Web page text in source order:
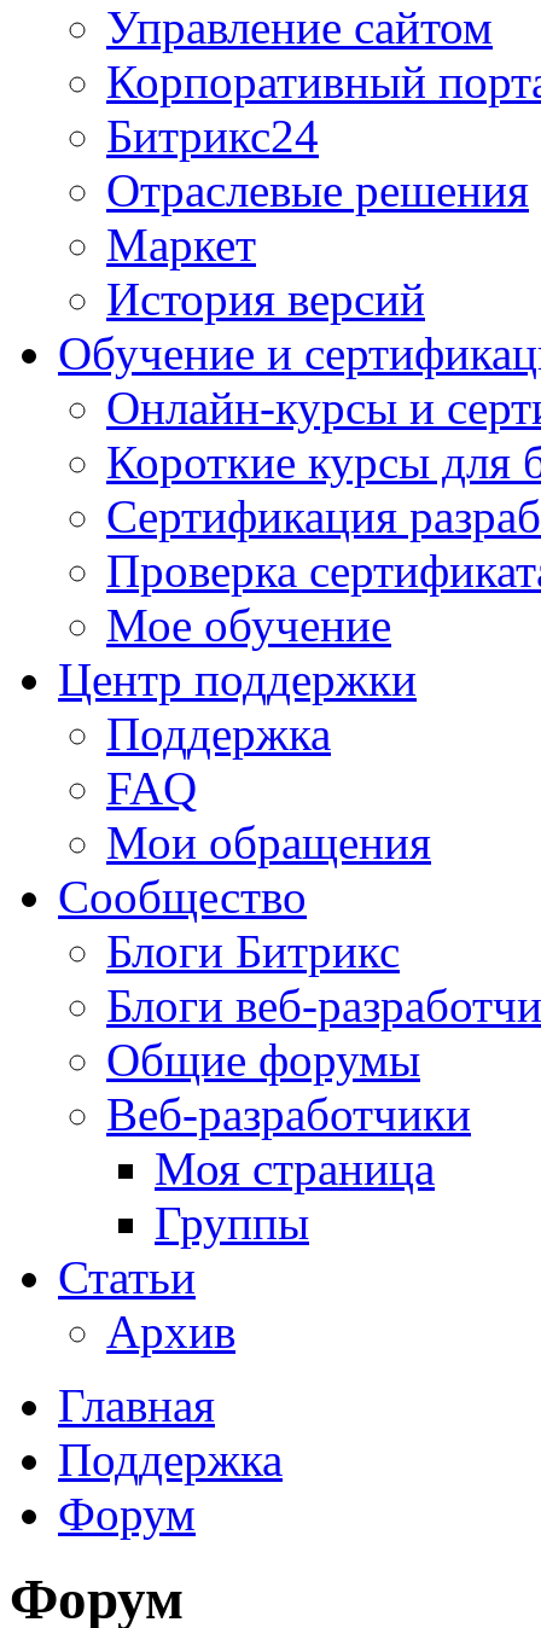
Управление сайтом
Корпоративный
Битрикс24
Отраслевые решения
Маркет
История версий
Обучение и
Онлайн-курсы и
Короткие курсы для
Сертификация
Проверка
Мое обучение
Центр поддержки
Поддержка
FAQ
Мои обращения
Сообщество
Блоги Битрикс
Блоги веб-
Общие форумы
Веб-разработчики
Моя страница
Группы
Статьи
Архив
Главная
Поддержка
Форум
Форум